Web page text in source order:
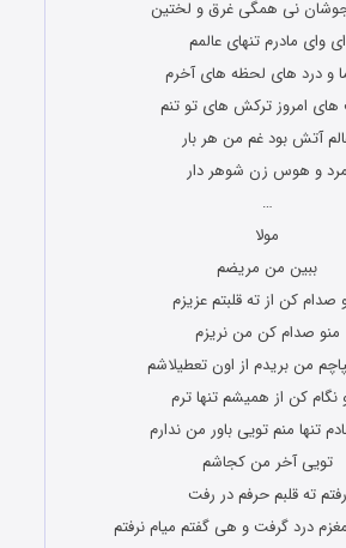
نی همگی غرق و لختین
ای وای مادرم تنهای عالمم
و درد های لحظه های آخرم
امروز ترکش های تو تنم
آتش بود غم من هر بار
مرد و هوس زن شوهر دار
…
مولا
ببین من مریضم
صدام کن از ته قلبتم عزیزم
منو صدام کن من نریزم
من بریدم از اون تعطیلاشم
نگام کن از همیشم تنها ترم
تنها منم تویی باور من ندارم
تویی آخر من کجاشم
رفتم ته قلبم حرفم در رفت
درد گرفت و هی گفتم میام نرفتم